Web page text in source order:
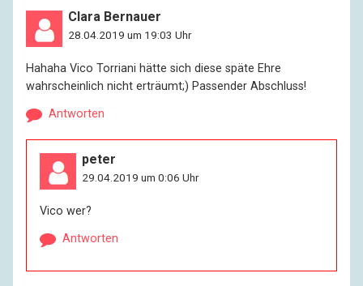
Clara Bernauer
28.04.2019 um 19:03 Uhr
Hahaha Vico Torriani hätte sich diese späte Ehre
wahrscheinlich nicht erträumt;) Passender Abschluss!
Antworten
peter
29.04.2019 um 0:06 Uhr
Vico wer?
Antworten